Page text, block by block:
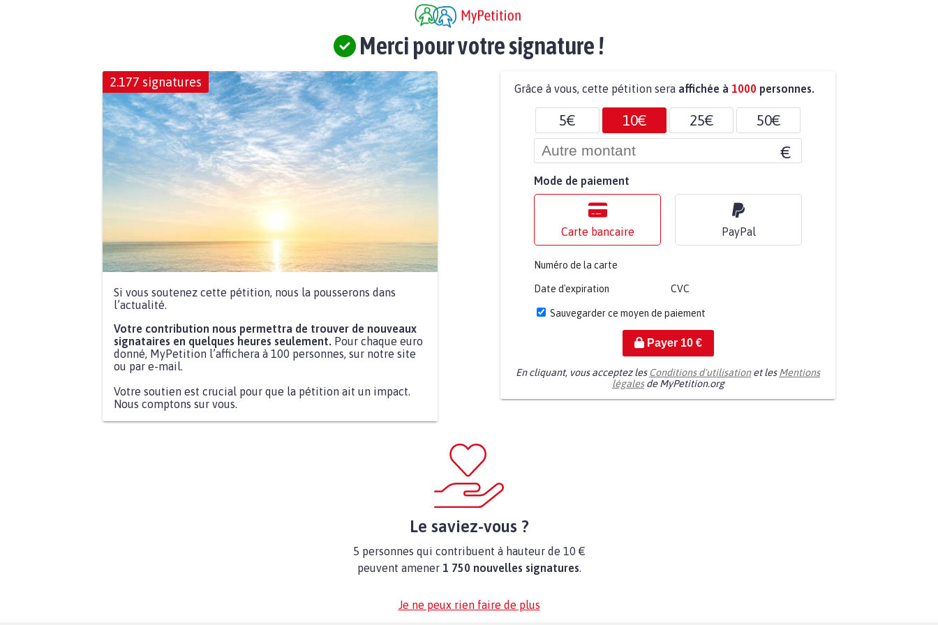
Merci pour votre signature !
2.177 signatures
Si vous soutenez cette pétition, nous la pousserons dans
l’actualité.
Votre contribution nous permettra de trouver de nouveaux
signataires en quelques heures seulement. Pour chaque euro
donné, MyPetition l’affichera à 100 personnes, sur notre site
ou par e-mail.
Votre soutien est crucial pour que la pétition ait un impact.
Nous comptons sur vous.
Grâce à vous, cette pétition sera affichée à 1000 personnes.
5€ 10€ 25€ 50€
€
Mode de paiement
Carte bancaire PayPal
Numéro de la carte
Date d'expiration CVC
Sauvegarder ce moyen de paiement
Payer 10€
En cliquant, vous acceptez les Conditions d'utilisationet lesMentions
légalesde MyPetition.org
Le saviez-vous ?
5 personnes qui contribuent à hauteur de 10 €
peuvent amener 1 750 nouvelles signatures.
Je ne peux rien faire de plus